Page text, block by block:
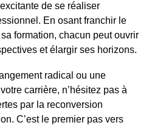
de se réaliser
En osant franchir le
formation, chacun peut ouvrir
et élargir ses horizons.
radical ou une
carrière, n’hésitez pas à
par la reconversion
C’est le premier pas vers